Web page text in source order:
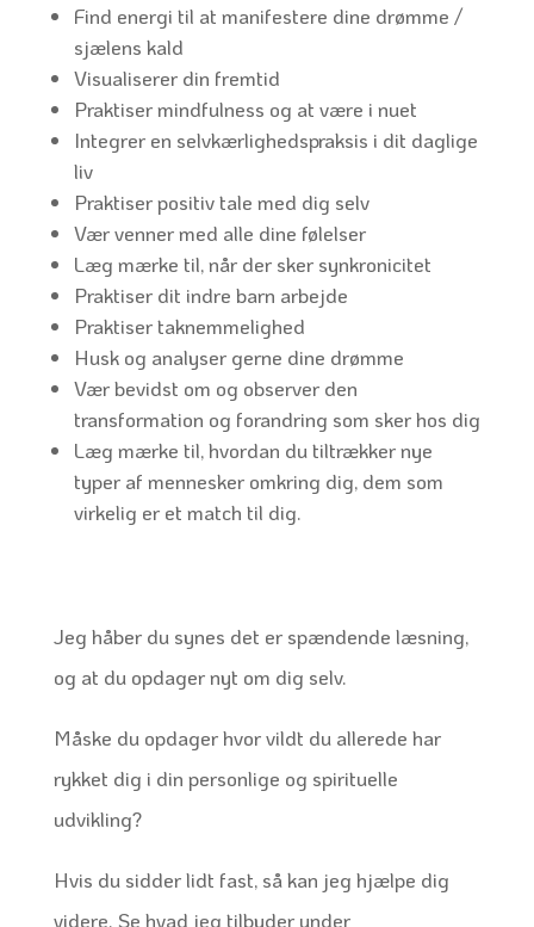
Find energi til at manifestere dine drømme /
sjælens kald
Visualiserer din fremtid
Praktiser mindfulness og at være i nuet
Integrer en selvkærlighedspraksis i dit daglige
liv
Praktiser positiv tale med dig selv
Vær venner med alle dine følelser
Læg mærke til, når der sker synkronicitet
Praktiser dit indre barn arbejde
Praktiser taknemmelighed
Husk og analyser gerne dine drømme
Vær bevidst om og observer den
transformation og forandring som sker hos dig
Læg mærke til, hvordan du tiltrækker nye
typer af mennesker omkring dig, dem som
virkelig er et match til dig.
Jeg håber du synes det er spændende læsning,
og at du opdager nyt om dig selv.
Måske du opdager hvor vildt du allerede har
rykket dig i din personlige og spirituelle
udvikling?
Hvis du sidder lidt fast, så kan jeg hjælpe dig
videre. Se hvad jeg tilbyder under